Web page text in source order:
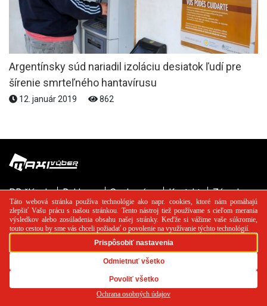
Argentínsky súd nariadil izoláciu desiatok ľudí pre
šírenie smrteľného hantavírusu
12. január 2019 862
PR článok Reklama Spolupráca Kontakt
Zásady
používania cookies
RSS